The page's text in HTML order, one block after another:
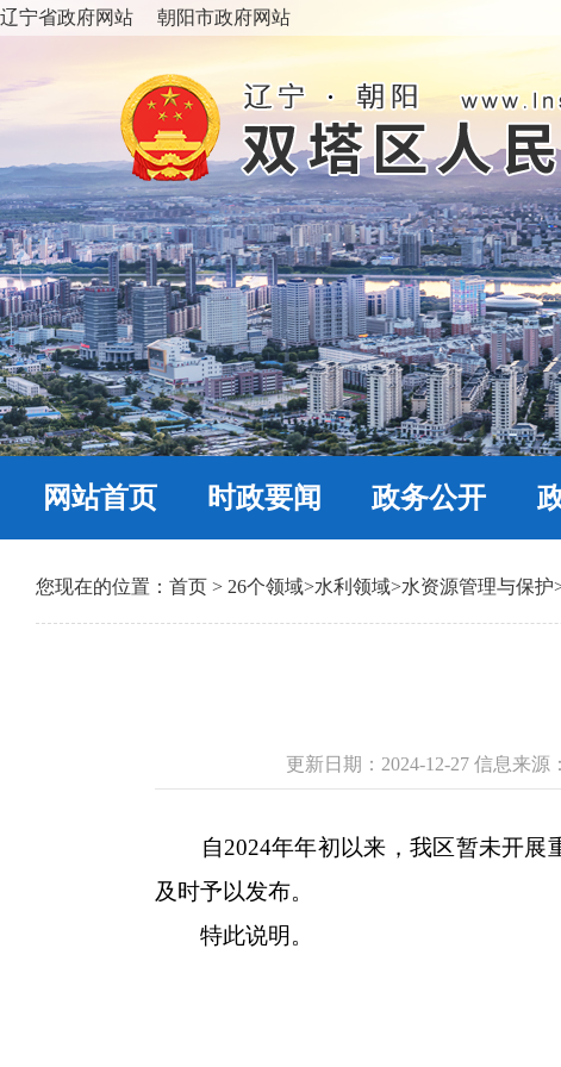
辽宁省政府网站 朝阳市政府网站
网站首页 时政要闻 政务公开
您现在的位置： 首页 > 26个领域>水利领域>水资源管理与保护
更新日期：2024-12-27 信息来源
自2024年年初以来，我区暂未开展
及时予以发布。
特此说明。